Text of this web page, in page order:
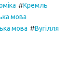
#Кремль
мова
мова #Вугілля